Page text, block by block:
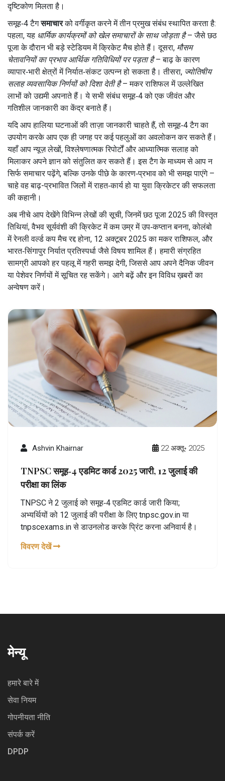
दृष्टिकोण मिलता है।
समूह‑4 टैगसमाचारको वर्गीकृत करने में तीन प्रमुख संबंध स्थापित करता है:
पहला, यह धार्मिक कार्यक्रमों को खेल समाचारों के साथ जोड़ता है– जैसे छठ
पूजा के दौरान भी बड़े स्टेडियम में क्रिकेट मैच होते हैं। दूसरा, मौसम
चेतावनियों का प्रभाव आर्थिक गतिविधियों पर पड़ता है– बाढ़ के कारण
व्यापार‑भारी क्षेत्रों में निर्यात‑संकट उत्पन्न हो सकता है। तीसरा, ज्योतिषीय
सलाह व्यवसायिक निर्णयों को दिशा देती है– मकर राशिफल में उल्लेखित
लाभों को उद्यमी अपनाते हैं। ये सभी संबंध समूह‑4 को एक जीवंत और
गतिशील जानकारी का केंद्र बनाते हैं।
यदि आप हालिया घटनाओं की ताज़ा जानकारी चाहते हैं, तो समूह‑4 टैग का
उपयोग करके आप एक ही जगह पर कई पहलुओं का अवलोकन कर सकते हैं।
यहाँ आप न्यूज़ लेखों, विश्लेषणात्मक रिपोर्टों और आध्यात्मिक सलाह को
मिलाकर अपने ज्ञान को संतुलित कर सकते हैं। इस टैग के माध्यम से आप न
सिर्फ समाचार पढ़ेंगे, बल्कि उनके पीछे के कारण‑प्रभाव को भी समझ पाएंगे –
चाहे वह बाढ़-प्रभावित जिलों में राहत‑कार्य हो या युवा क्रिकेटर की सफलता
की कहानी।
अब नीचे आप देखेंगे विभिन्न लेखों की सूची, जिनमें छठ पूजा 2025 की विस्तृत
तिथियां, वैभव सूर्यवंशी की क्रिकेट में कम उम्र में उप‑कप्तान बनना, कोलंबो
में रेनली वर्ल्ड कप मैच रद्द होना, 12 अक्टूबर 2025 का मकर राशिफल, और
भारत‑सिंगापुर निर्यात प्रतिस्पर्धा जैसे विषय शामिल हैं। हमारी संग्रहित
सामग्री आपको हर पहलू में गहरी समझ देगी, जिससे आप अपने दैनिक जीवन
या पेशेवर निर्णयों में सूचित रह सकेंगे। आगे बढ़ें और इन विविध ख़बरों का
अन्वेषण करें।
Ashvin Khairnar 22 अक्तू॰ 2025
TNPSC समूह‑4 एडमिट कार्ड 2025 जारी, 12 जुलाई की
परीक्षा का लिंक
TNPSC ने 2 जुलाई को समूह‑4 एडमिट कार्ड जारी किया;
अभ्यर्थियों को 12 जुलाई की परीक्षा के लिए tnpsc.gov.in या
tnpscexams.in से डाउनलोड करके प्रिंट करना अनिवार्य है।
विवरण देखें
मेन्यू
हमारे बारे में
सेवा नियम
गोपनीयता नीति
संपर्क करें
DPDP